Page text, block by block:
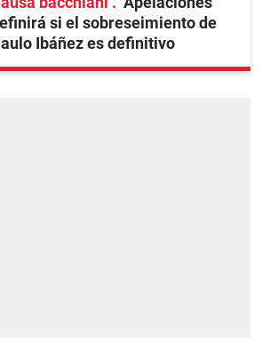
si el sobreseimiento de
Ibáñez es definitivo